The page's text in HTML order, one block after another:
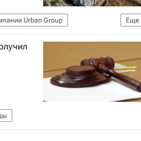
Еще
Urban Group
Urban Group